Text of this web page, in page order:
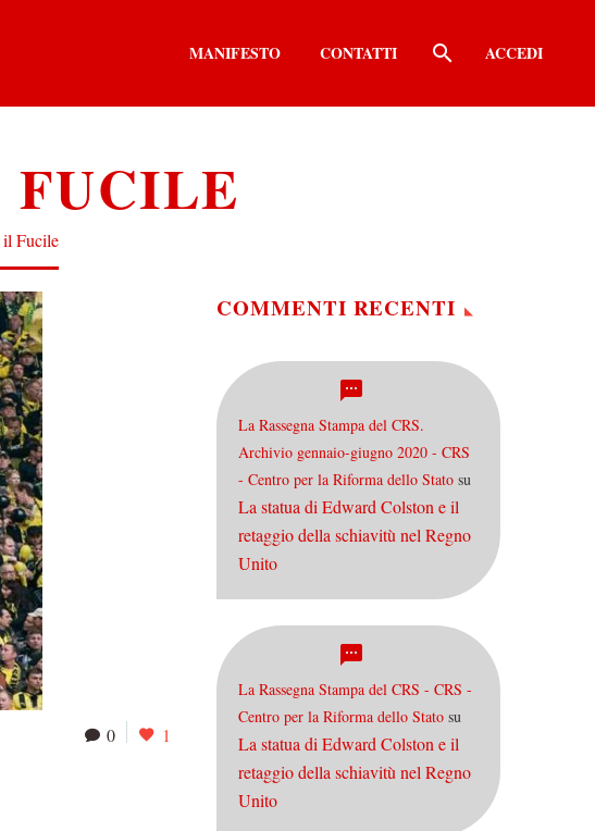
MANIFESTO CONTATTI ACCEDI
Fucile
0 1
COMMENTI RECENTI
La Rassegna Stampa del CRS.
Archivio gennaio-giugno 2020 - CRS
- Centro per la Riforma dello Stato su
La statua di Edward Colston e il
retaggio della schiavitù nel Regno
Unito
La Rassegna Stampa del CRS - CRS -
Centro per la Riforma dello Stato su
La statua di Edward Colston e il
retaggio della schiavitù nel Regno
Unito